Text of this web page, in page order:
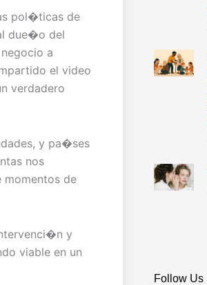
pol�ticas de
due�o del
a
el video
verdadero
y pa�ses
nos
de
y
viable en un
Follow Us